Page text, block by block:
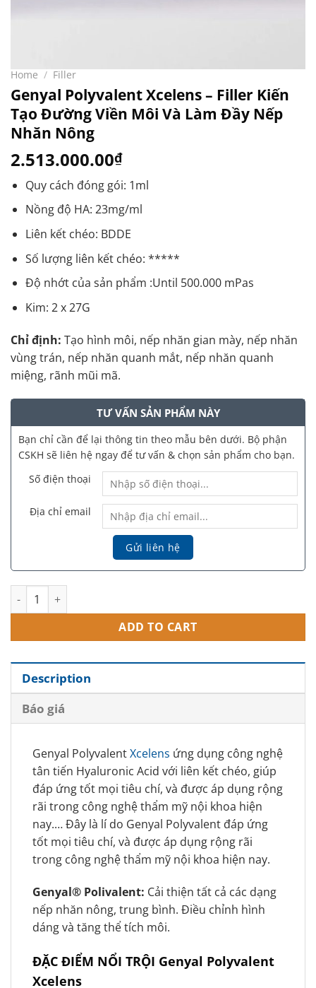
Home / Filler
Genyal Polyvalent Xcelens – Filler Kiến
Tạo Đường Viền Môi Và Làm Đầy Nếp
Nhăn Nông
2.513.000.00₫
Quy cách đóng gói: 1ml
Nồng độ HA: 23mg/ml
Liên kết chéo: BDDE
Số lượng liên kết chéo: *****
Độ nhớt của sản phẩm :Until 500.000 mPas
Kim: 2 x 27G
Chỉ định: Tạo hình môi, nếp nhăn gian mày, nếp nhăn
vùng trán, nếp nhăn quanh mắt, nếp nhăn quanh
miệng, rãnh mũi mã.
TƯ VẤN SẢN PHẨM NÀY
Bạn chỉ cần để lại thông tin theo mẫu bên dưới. Bộ phận
CSKH sẽ liên hệ ngay để tư vấn & chọn sản phẩm cho bạn.
Số điện thoại
Địa chỉ email
Genyal Polyvalent Xcelens – Filler Kiến Tạo Đường Viền Môi
ADD TO CART
Description
Báo giá
Genyal PolyvalentXcelens ứng dụng công nghệ
tân tiến Hyaluronic Acid với liên kết chéo, giúp
đáp ứng tốt mọi tiêu chí, và được áp dụng rộng
rãi trong công nghệ thẩm mỹ nội khoa hiện
nay.… Đây là lí do Genyal Polyvalent đáp ứng
tốt mọi tiêu chí, và được áp dụng rộng rãi
trong công nghệ thẩm mỹ nội khoa hiện nay.
Genyal® Polivalent: Cải thiện tất cả các dạng
nếp nhăn nông, trung bình. Điều chỉnh hình
dáng và tăng thể tích môi.
ĐẶC ĐIỂM NỔI TRỘI Genyal Polyvalent
Xcelens